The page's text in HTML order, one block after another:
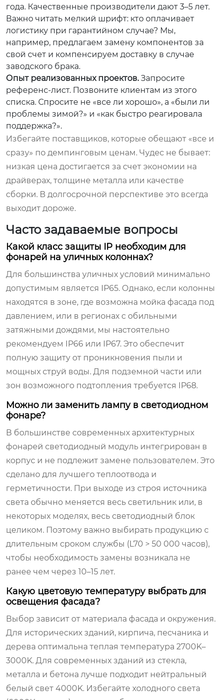
года. Качественные производители дают 3–5 лет.
Важно читать мелкий шрифт: кто оплачивает
логистику при гарантийном случае? Мы,
например, предлагаем замену компонентов за
свой счет и компенсируем доставку в случае
заводского брака.
Опыт реализованных проектов.Запросите
референс-лист. Позвоните клиентам из этого
списка. Спросите не «все ли хорошо», а «были ли
проблемы зимой?» и «как быстро реагировала
поддержка?».
Избегайте поставщиков, которые обещают «все и
сразу» по демпинговым ценам. Чудес не бывает:
низкая цена достигается за счет экономии на
драйверах, толщине металла или качестве
сборки. В долгосрочной перспективе это всегда
выходит дороже.
Часто задаваемые вопросы
Какой класс защиты IP необходим для
фонарей на уличных колоннах?
Для большинства уличных условий минимально
допустимым является IP65. Однако, если колонны
находятся в зоне, где возможна мойка фасада под
давлением, или в регионах с обильными
затяжными дождями, мы настоятельно
рекомендуем IP66 или IP67. Это обеспечит
полную защиту от проникновения пыли и
мощных струй воды. Для подземной части или
зон возможного подтопления требуется IP68.
Можно ли заменить лампу в светодиодном
фонаре?
В большинстве современных архитектурных
фонарей светодиодный модуль интегрирован в
корпус и не подлежит замене пользователем. Это
сделано для лучшего теплоотвода и
герметичности. При выходе из строя источника
света обычно меняется весь светильник или, в
некоторых моделях, весь светодиодный блок
целиком. Поэтому важно выбирать продукцию с
длительным сроком службы (L70 > 50 000 часов),
чтобы необходимость замены возникала не
ранее чем через 10–15 лет.
Какую цветовую температуру выбрать для
освещения фасада?
Выбор зависит от материала фасада и окружения.
Для исторических зданий, кирпича, песчаника и
дерева оптимальна теплая температура 2700K–
3000K. Для современных зданий из стекла,
металла и бетона лучше подходит нейтральный
белый свет 4000K. Избегайте холодного света